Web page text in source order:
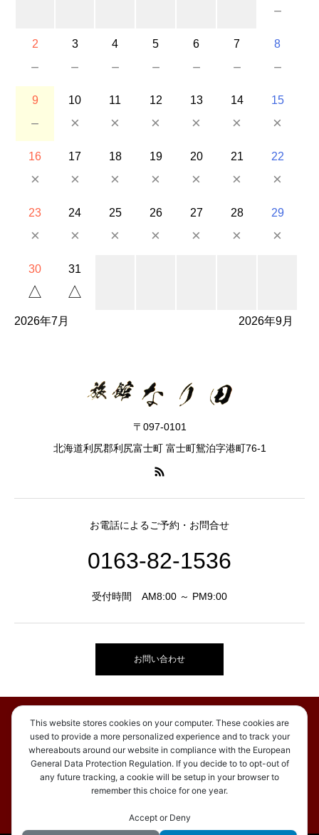
－
2
－
3
－
4
－
5
－
6
－
7
－
8
－
9
－
10
×
11
×
12
×
13
×
14
×
15
×
16
×
17
×
18
×
19
×
20
×
21
×
22
×
23
×
24
×
25
×
26
×
27
×
28
×
29
×
30
△
31
△
2026年7月 2026年9月
〒097-0101
北海道利尻郡利尻富士町 富士町鴛泊字港町76-1
お電話によるご予約・お問合せ
0163-82-1536
受付時間 AM8:00 ～ PM9:00
お問い合わせ
お知らせ
ご宿泊
アクセス
This website stores cookies on your computer. These cookies are
used to provide a more personalized experience and to track your
whereabouts around our website in compliance with the European
General Data Protection Regulation. If you decide to to opt-out of
any future tracking, a cookie will be setup in your browser to
remember this choice for one year.
Accept or Deny